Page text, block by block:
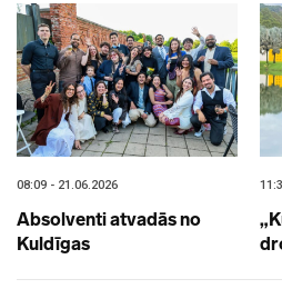
08:09 - 21.06.2026
Absolventi atvadās no
Kuldīgas